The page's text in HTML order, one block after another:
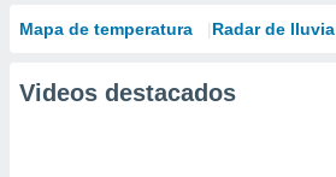
Mapa de temperatura Radar de lluvia
Videos destacados